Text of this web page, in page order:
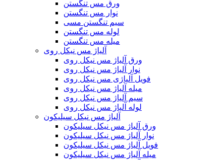
ورق مس تنگستن
نوار مس تنگستن
سیم تنگستن مسی
لوله مس تنگستن
میله مس تنگستن
آلیاژ مس نیکل روی
ورق آلیاژ مس نیکل روی
نوار آلیاژ مس نیکل روی
فویل آلیاژی مس نیکل روی
میله آلیاژ مس نیکل روی
سیم آلیاژ مس نیکل روی
لوله آلیاژ مس نیکل روی
آلیاژ مس نیکل سیلیکون
ورق آلیاژ مس نیکل سیلیکون
نوار آلیاژ مس نیکل سیلیکون
فویل آلیاژ مس نیکل سیلیکون
میله آلیاژ مس نیکل سیلیکون